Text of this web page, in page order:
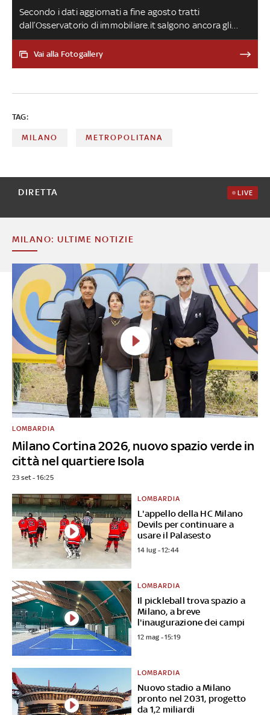
Secondo i dati aggiornati a fine agosto tratti
dall’Osservatorio di immobiliare.it salgono ancora gli
affitti in Italia, con percentuali molto alte in alcune città.
Scopriamo allora dove costa di più affittare una casa nel
Vai alla Fotogallery
TAG:
MILANO METROPOLITANA
DIRETTA LIVE
MILANO: ULTIME NOTIZIE
Milano Cortina 2026, nuovo spazio verde in
città nel quartiere Isola
LOMBARDIA
23 set - 16:25
L'appello della HC Milano
Devils per continuare a
usare il Palasesto
LOMBARDIA
14 lug - 12:44
Il pickleball trova spazio a
Milano, a breve
l'inaugurazione dei campi
LOMBARDIA
12 mag - 15:19
Nuovo stadio a Milano
pronto nel 2031, progetto
da 1,2 miliardi
LOMBARDIA